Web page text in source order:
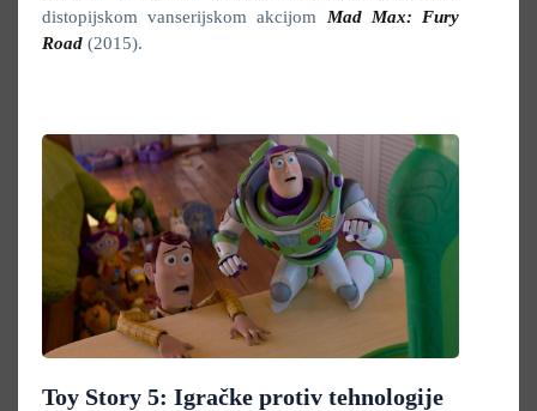
distopijskom vanserijskom akcijom Mad Max: Fury
Road (2015).
Toy Story 5: Igračke protiv tehnologije